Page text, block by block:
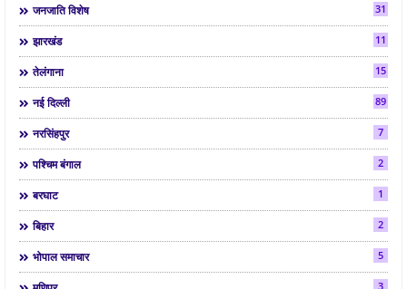
जनजाति विशेष 31
झारखंड 11
तेलंगाना 15
नई दिल्ली 89
नरसिंहपुर 7
पश्चिम बंगाल 2
बरघाट 1
बिहार 2
भोपाल समाचार 5
3